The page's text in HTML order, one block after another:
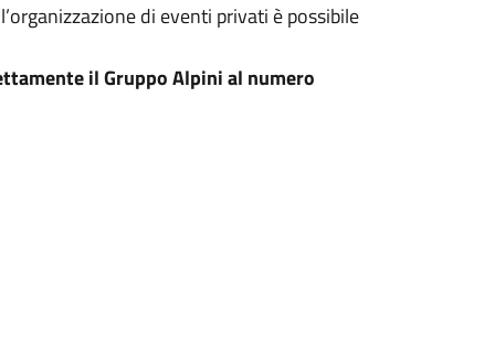
di eventi privati è possibile
il Gruppo Alpini al numero